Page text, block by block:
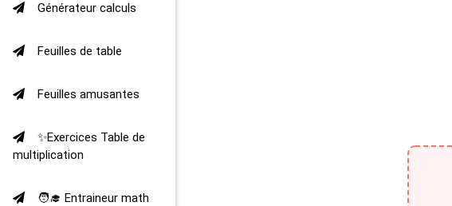
Générateur calculs
Feuilles de table
Feuilles amusantes
✨Exercices Table de
multiplication
🧑‍🎓 Entraineur math